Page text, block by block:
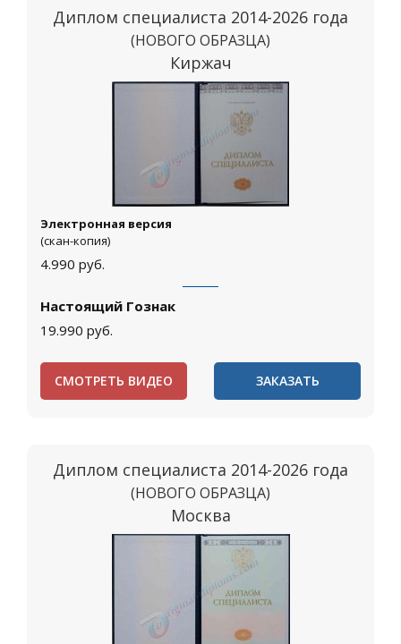
Диплом специалиста 2014-2026 года
(НОВОГО ОБРАЗЦА)
Киржач
Электронная версия
(скан-копия)
4.990 руб.
Настоящий Гознак
19.990 руб.
СМОТРЕТЬ ВИДЕО ЗАКАЗАТЬ
Диплом специалиста 2014-2026 года
(НОВОГО ОБРАЗЦА)
Москва